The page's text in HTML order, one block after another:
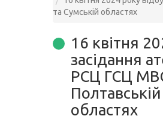
та Сумській областях
16 квітня
засідання
РСЦ ГСЦ МВС
областях